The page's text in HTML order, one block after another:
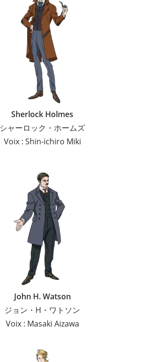
Sherlock Holmes
シャーロック・ホームズ
Voix : Shin-ichiro Miki
John H. Watson
ジョン・H・ワトソン
Voix : Masaki Aizawa